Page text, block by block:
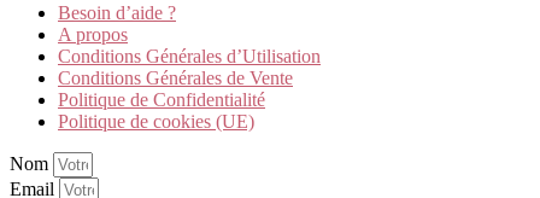
Besoin d’aide ?
A propos
Conditions Générales d’Utilisation
Conditions Générales de Vente
Politique de Confidentialité
Politique de cookies (UE)
Nom
Email